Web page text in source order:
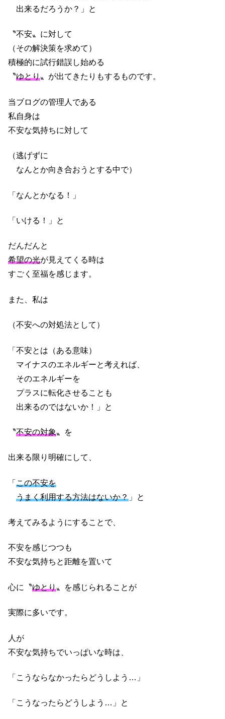
出来るだろうか？」と
〝不安〟に対して
（その解決策を求めて）
積極的に試行錯誤し始める
〝ゆとり〟が出てきたりもするものです。
当ブログの管理人である
私自身は
不安な気持ちに対して
（逃げずに
なんとか向き合おうとする中で）
「なんとかなる！」
「いける！」と
だんだんと
希望の光が見えてくる時は
すごく至福を感じます。
また、私は
（不安への対処法として）
「不安とは（ある意味）
マイナスのエネルギーと考えれば、
そのエネルギーを
プラスに転化させることも
出来るのではないか！」と
〝不安の対象〟を
出来る限り明確にして、
「 この不安を
うまく利用する方法はないか？ 」と
考えてみるようにすることで、
不安を感じつつも
不安な気持ちと距離を置いて
心に〝ゆとり〟を感じられることが
実際に多いです。
人が
不安な気持ちでいっぱいな時は、
「こうならなかったらどうしよう…」
「こうなったらどうしよう…」と